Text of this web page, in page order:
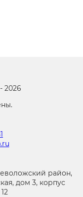
2026
район,
дом 3, корпус